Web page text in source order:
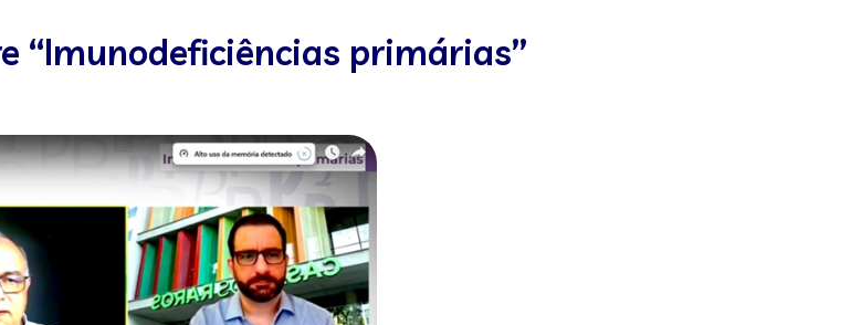
“Imunodeficiências primárias”